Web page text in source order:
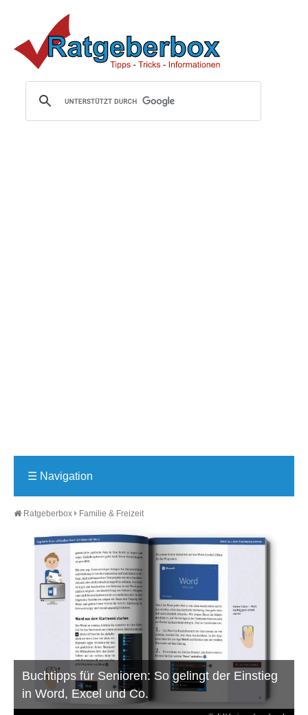
☰ Navigation
Ratgeberbox Familie & Freizeit
Buchtipps für Senioren: So gelingt der Einstieg
in Word, Excel und Co.